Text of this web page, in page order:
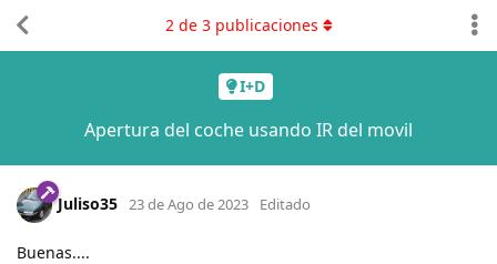
I+D
Apertura del coche usando IR del movil
2de 3publicaciones
Juliso35 23 de Ago de 2023 Editado
Buenas....